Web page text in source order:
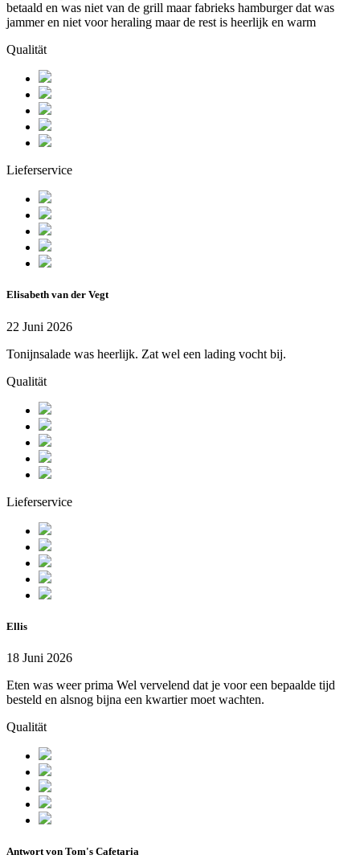
betaald en was niet van de grill maar fabrieks hamburger dat was
jammer en niet voor heraling maar de rest is heerlijk en warm
Qualität
Lieferservice
Elisabeth van der Vegt
22 Juni 2026
Tonijnsalade was heerlijk. Zat wel een lading vocht bij.
Qualität
Lieferservice
Ellis
18 Juni 2026
Eten was weer prima Wel vervelend dat je voor een bepaalde tijd
besteld en alsnog bijna een kwartier moet wachten.
Qualität
Antwort von Tom's Cafetaria